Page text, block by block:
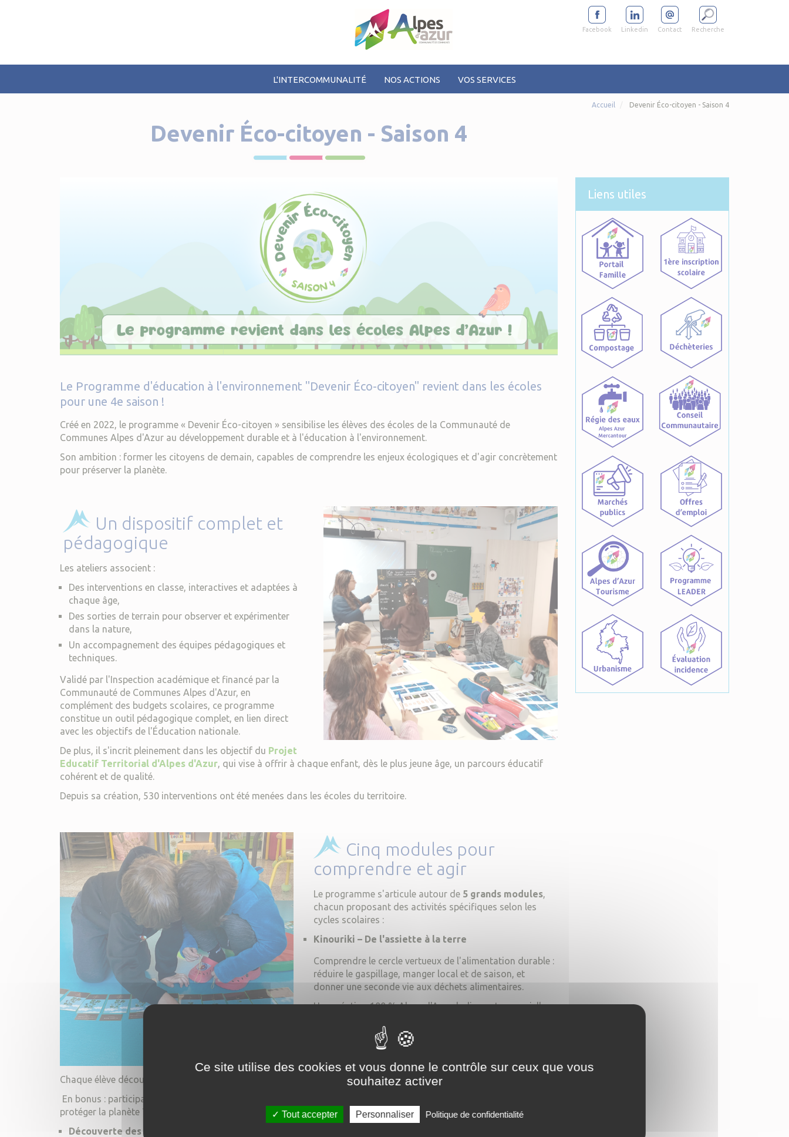
Accueil Devenir Éco-citoyen - Saison 4
Devenir Éco-citoyen - Saison 4
Le Programme d'éducation à l'environnement "Devenir Éco-citoyen" revient dans les écoles
pour une 4e saison !
Créé en 2022, le programme « Devenir Éco-citoyen » sensibilise les élèves des écoles de la Communauté de
Communes Alpes d'Azur au développement durable et à l'éducation à l'environnement.
Son ambition : former les citoyens de demain, capables de comprendre les enjeux écologiques et d'agir concrètement
pour préserver la planète.
Un dispositif complet et
pédagogique
Les ateliers associent :
Des interventions en classe, interactives et adaptées à
chaque âge,
Des sorties de terrain pour observer et expérimenter
dans la nature,
Un accompagnement des équipes pédagogiques et
techniques.
Validé par l'Inspection académique et financé par la
Communauté de Communes Alpes d'Azur, en
complément des budgets scolaires, ce programme
constitue un outil pédagogique complet, en lien direct
avec les objectifs de l'Éducation nationale.
De plus, il s'incrit pleinement dans les objectif du Projet
Educatif Territorial d'Alpes d'Azur , qui vise à offrir à chaque enfant, dès le plus jeune âge, un parcours éducatif
cohérent et de qualité.
Depuis sa création, 530 interventions ont été menées dans les écoles du territoire.
Cinq modules pour
comprendre et agir
Le programme s'articule autour de 5 grands modules
chacun proposant des activités spécifiques selon les
cycles scolaires :
Kinouriki – De l'assiette à la terre
Comprendre le cercle vertueux de l'alimentation durable :
réduire le gaspillage, manger local et de saison, et
donner une seconde vie aux déchets alimentaires.
Une création 100 % Alpes d'Azur, ludique et sensorielle.
Écopousse – La transition écologique
Explorer trois thématiques essentielles : le changement
Chaque élève découvre les bons gestes pour économiser l'énergie et participer à la protection de la planète.
En bonus : participation au
protéger la planète ? »
Découverte des espaces naturels – à la rencontre du vivant
Liens utiles
Recherche
Contact
Linkedin
Facebook
L'INTERCOMMUNALITÉ NOS ACTIONS VOS SERVICES
Ce site utilise des cookies et vous donne le contrôle sur ceux que vous
souhaitez activer
Tout accepter Personnaliser Politique de confidentialité